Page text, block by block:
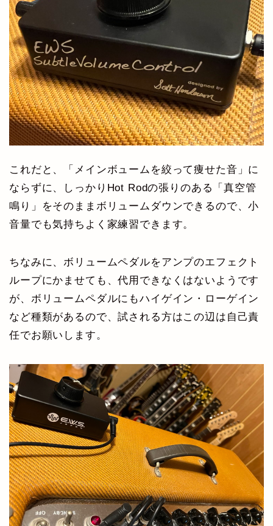
これだと、「メインボュームを絞って痩せた音」に
ならずに、しっかりHot Rodの張りのある「真空管
鳴り」をそのままボリュームダウンできるので、小
音量でも気持ちよく家練習できます。
ちなみに、ボリュームペダルをアンプのエフェクト
ループにかませても、代用できなくはないようです
が、ボリュームペダルにもハイゲイン・ローゲイン
など種類があるので、試される方はこの辺は自己責
任でお願いします。